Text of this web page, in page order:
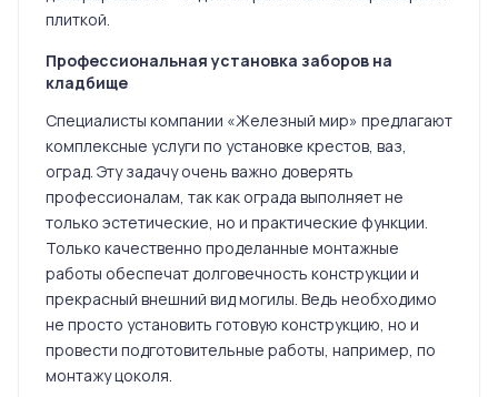
плиткой.
Профессиональная установка заборов на
кладбище
Специалисты компании «Железный мир» предлагают
комплексные услуги по установке крестов, ваз,
оград. Эту задачу очень важно доверять
профессионалам, так как ограда выполняет не
только эстетические, но и практические функции.
Только качественно проделанные монтажные
работы обеспечат долговечность конструкции и
прекрасный внешний вид могилы. Ведь необходимо
не просто установить готовую конструкцию, но и
провести подготовительные работы, например, по
монтажу цоколя.